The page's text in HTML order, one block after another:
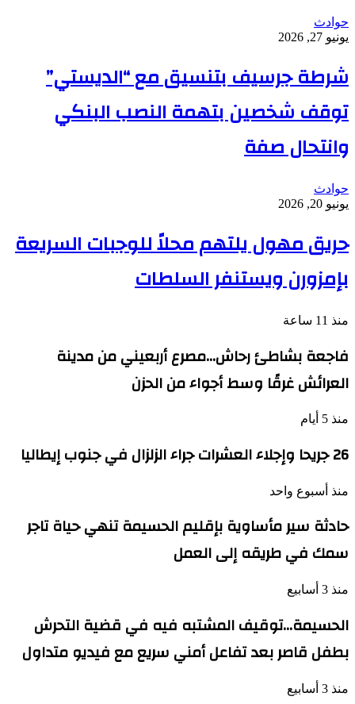
حوادث
يونيو 27, 2026
شرطة جرسيف بتنسيق مع “الديستي”
توقف شخصين بتهمة النصب البنكي
وانتحال صفة
حوادث
يونيو 20, 2026
حريق مهول يلتهم محلاً للوجبات السريعة
بإمزورن ويستنفر السلطات
منذ 11 ساعة
فاجعة بشاطئ رحاش…مصرع أربعيني من مدينة
العرائش غرقًا وسط أجواء من الحزن
منذ 5 أيام
26 جريحا وإجلاء العشرات جراء الزلزال في جنوب إيطاليا
منذ أسبوع واحد
حادثة سير مأساوية بإقليم الحسيمة تنهي حياة تاجر
سمك في طريقه إلى العمل
منذ 3 أسابيع
الحسيمة…توقيف المشتبه فيه في قضية التحرش
بطفل قاصر بعد تفاعل أمني سريع مع فيديو متداول
منذ 3 أسابيع